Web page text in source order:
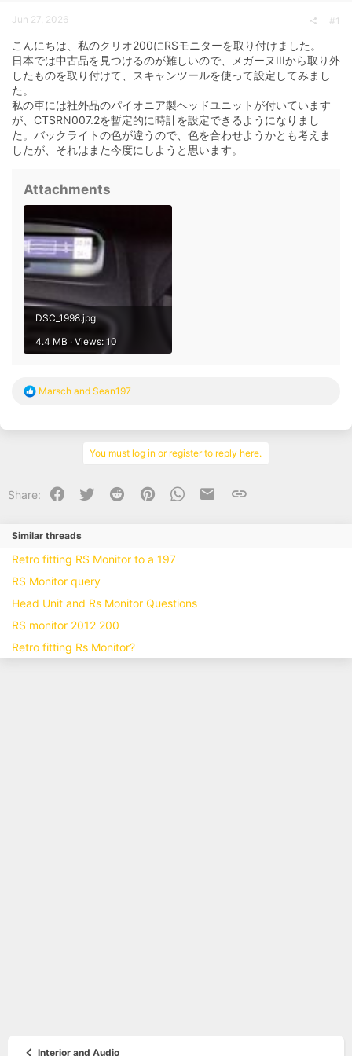
r
e
r
Jun 27, 2026 #1
こんにちは、私のクリオ200にRSモニターを取り付けました。
日本では中古品を見つけるのが難しいので、メガーヌIIIから取り外
したものを取り付けて、スキャンツールを使って設定してみまし
た。
私の車には社外品のパイオニア製ヘッドユニットが付いています
が、CTSRN007.2を暫定的に時計を設定できるようになりまし
た。バックライトの色が違うので、色を合わせようかとも考えま
したが、それはまた今度にしようと思います。
Attachments
DSC_1998.jpg
4.4 MB · Views: 10
R
c
:
Marsch and Sean197
You must log in or register to reply here.
Share: Facebook
Twitter Reddit PinterestWhatsApp
Email Link
Similar threads
Retro fitting RS Monitor to a 197
RS Monitor query
Head Unit and Rs Monitor Questions
RS monitor 2012 200
Retro fitting Rs Monitor?
Interior and Audio